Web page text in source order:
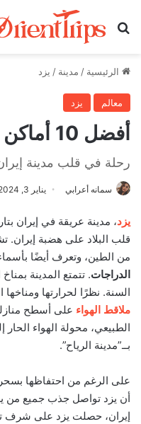
بحث عن
الرئيسية / مدينة / يزد
معالم يزد
أفضل 10 أماكن للزيارة في يزد
رحلة في قلب مدينة
سمانه أعرابي يناير 3, 2024
يزد
قلب البلاد على هضبة إيران.
من الطين، وتعرف أيضًا
الدراجات. تتمتع المدينة
السنة. نظرًا لحرارتها
ملاقط الهواء على أسطح
الطبيعي، محولة الهواء
بــ”مدينة الرياح”.
على الرغم من احتفاظها
أن يزد تواصل جذب جميع من
إيران، حصلت يزد على شرف